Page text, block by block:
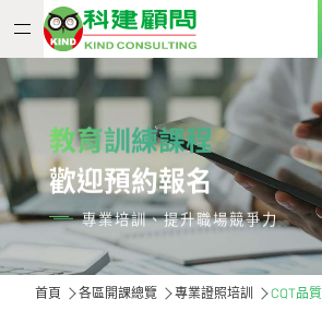
教育訓練課程
歡迎預約報名
專業培訓、提升職場競爭力
首頁 各區開課總覽 專業證照培訓 CQT品